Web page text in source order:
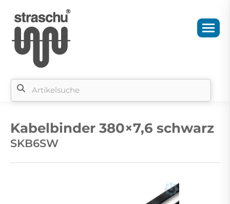
Kabelbinder 380×7,6 schwarz
SKB6SW